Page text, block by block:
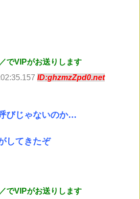
でVIPがお送りします
ID:ghzmzZpd0.net
びじゃないのか…
してきたぞ
でVIPがお送りします